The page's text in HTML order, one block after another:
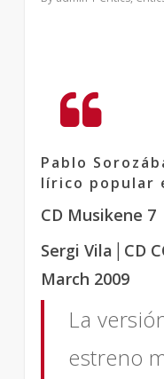
Pablo
lírico popular
CD Musikene 7
Sergi Vila │CD
March 2009
La
estreno